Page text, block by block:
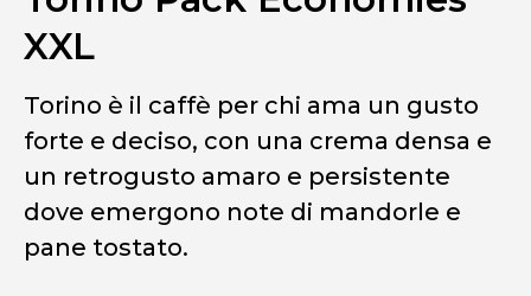
XXL
Torino è il caffè per chi ama un gusto
forte e deciso, con una crema densa e
un retrogusto amaro e persistente
dove emergono note di mandorle e
pane tostato.